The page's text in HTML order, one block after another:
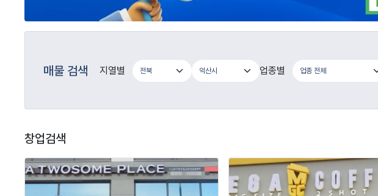
매물 검색 지열별 업종별
창업검색